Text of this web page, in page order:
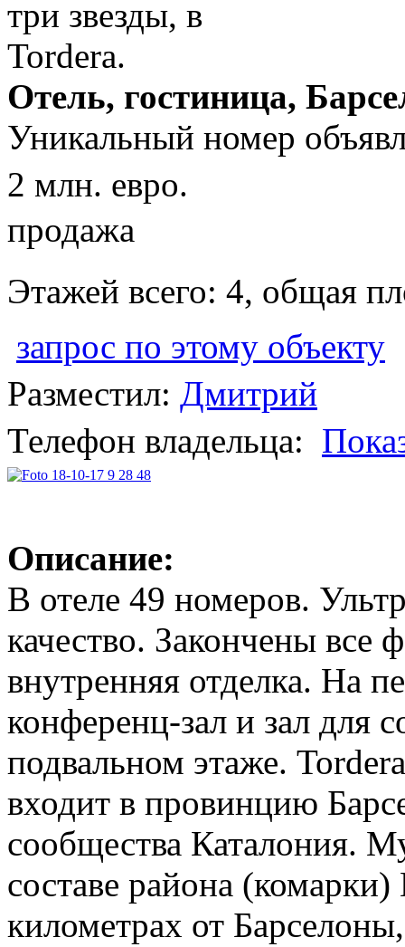
Отель, гостиница,
Уникальный номер
2 млн. евро.
продажа
Этажей всего: 4, общая
запрос по этому объекту
Разместил: Дмитрий
Телефон владельца:
Описание:
В отеле 49 номеров.
качество. Закончены все
внутренняя отделка. На
конференц-зал и зал для
подвальном этаже.
входит в провинцию
сообщества Каталония.
составе района
километрах от